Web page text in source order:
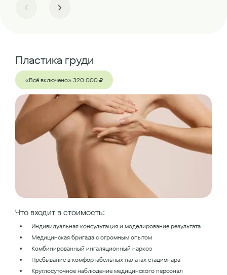
Пластика груди
«Всё включено» 320 000 ₽
Что входит в стоимость:
Индивидуальная консультация и моделирование результата
Медицинская бригада с огромным опытом
Комбинированный ингаляционный наркоз
Пребывание в комфортабельных палатах стационара
Круглосуточное наблюдение медицинского персонал